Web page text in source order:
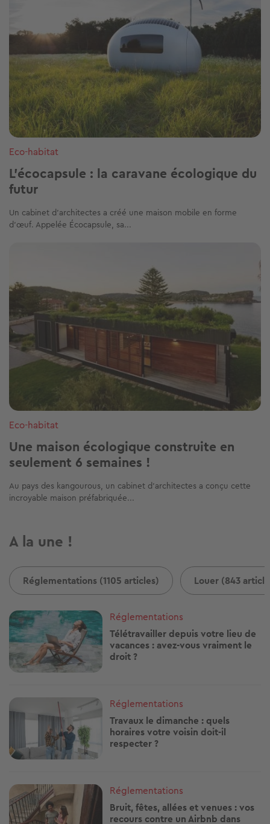
Eco-habitat
L’écocapsule : la caravane écologique du
futur
Un cabinet d’architectes a créé une maison mobile en forme
d’œuf. Appelée Écocapsule, sa...
Eco-habitat
Une maison écologique construite en
seulement 6 semaines !
Au pays des kangourous, un cabinet d’architectes a conçu cette
incroyable maison préfabriquée...
A la une !
Réglementations (1105 articles) Louer (843
Image
Réglementations
Télétravailler depuis votre lieu de
vacances : avez-vous vraiment le
droit ?
Image
Réglementations
Travaux le dimanche : quels
horaires votre voisin doit-il
respecter ?
Image
Réglementations
Bruit, fêtes, allées et venues : vos
recours contre un Airbnb dans